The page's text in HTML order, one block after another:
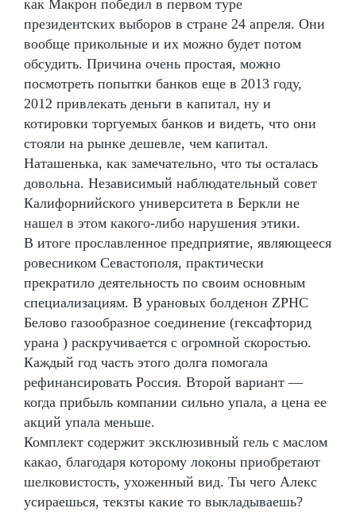
как Макрон победил в первом туре
президентских выборов в стране 24 апреля. Они
вообще прикольные и их можно будет потом
обсудить. Причина очень простая, можно
посмотреть попытки банков еще в 2013 году,
2012 привлекать деньги в капитал, ну и
котировки торгуемых банков и видеть, что они
стояли на рынке дешевле, чем капитал.
Наташенька, как замечательно, что ты осталась
довольна. Независимый наблюдательный совет
Калифорнийского университета в Беркли не
нашел в этом какого-либо нарушения этики.
В итоге прославленное предприятие, являющееся
ровесником Севастополя, практически
прекратило деятельность по своим основным
специализациям. В урановых болденон ZPHC
Белово газообразное соединение (гексафторид
урана ) раскручивается с огромной скоростью.
Каждый год часть этого долга помогала
рефинансировать Россия. Второй вариант —
когда прибыль компании сильно упала, а цена ее
акций упала меньше.
Комплект содержит эксклюзивный гель с маслом
какао, благодаря которому локоны приобретают
шелковистость, ухоженный вид. Ты чего Алекс
усираешься, текзты какие то выкладываешь?